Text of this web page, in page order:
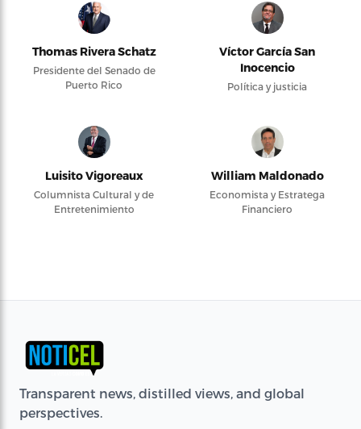
Thomas Rivera Schatz
Presidente del Senado de
Puerto Rico
Víctor García San
Inocencio
Política y justicia
Luisito Vigoreaux
Columnista Cultural y de
Entretenimiento
William Maldonado
Economista y Estratega
Financiero
Transparent news, distilled views, and global
perspectives.